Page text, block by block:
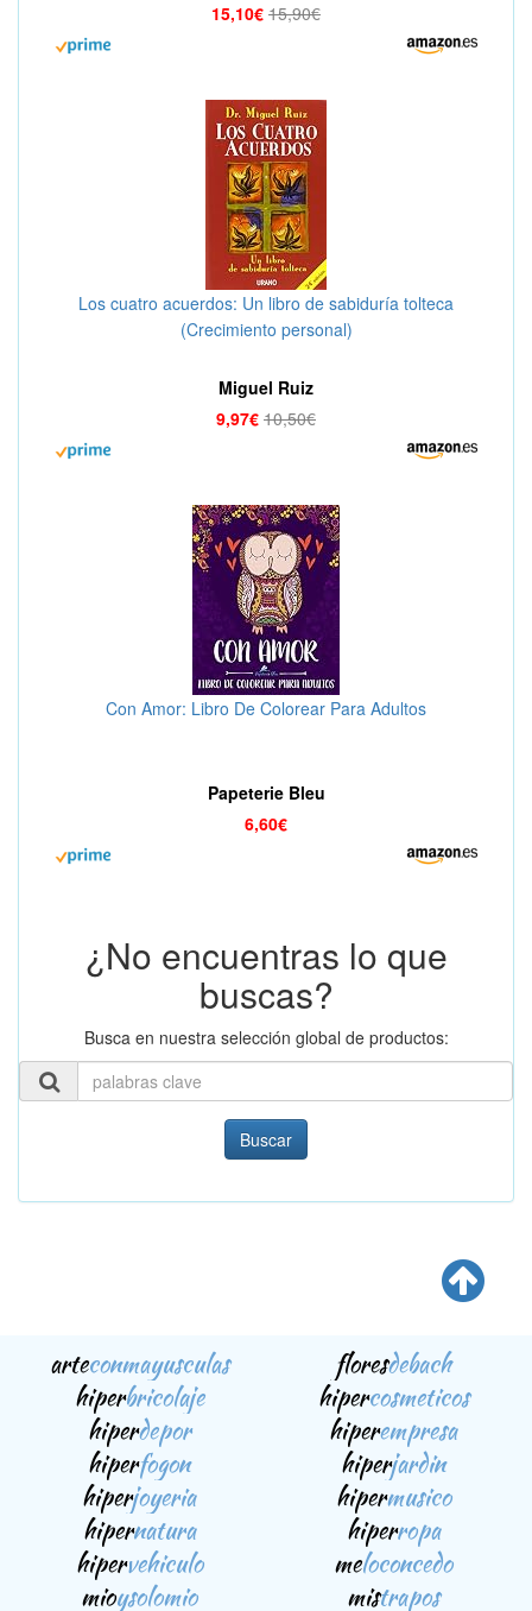
15,10€ 15,90€
Los cuatro acuerdos: Un libro de sabiduría tolteca
(Crecimiento personal)
Miguel Ruiz
9,97€ 10,50€
Con Amor: Libro De Colorear Para Adultos
Papeterie Bleu
6,60€
¿No encuentras lo que
buscas?
Busca en nuestra selección global de productos:
Buscar
arteconmayusculas floresdebach
hiperbricolaje hipercosmeticos
hiperdepor hiperempresa
hiperfogon hiperjardin
hiperjoyeria hipermusico
hipernatura hiperropa
hipervehiculo meloconcedo
mioysolomio mistrapos